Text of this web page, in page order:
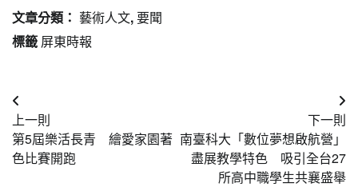
文章分類： 藝術人文,要聞
標籤 屏東時報
文
章
導
上一則
第5屆樂活長青 繪愛家園著
色比賽開跑
下一則
南臺科大「數位夢想啟航營」
盡展教學特色 吸引全台27
所高中職學生共襄盛舉